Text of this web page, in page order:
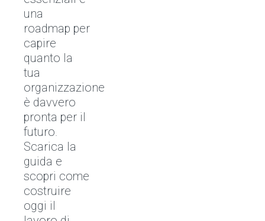
una
roadmap per
capire
quanto la
tua
organizzazione
è davvero
pronta per il
futuro.
Scarica la
guida e
scopri come
costruire
oggi il